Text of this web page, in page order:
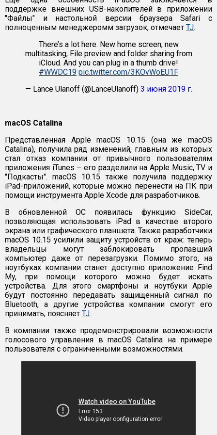
поддержке внешних USB-накопителей в приложении
"Файлы" и настольной версии браузера Safari с
полноценным менеджеромм загрузок, отмечает TJ.
There’s a lot here. New home screen, new
multitasking, File preview and folder sharing from
iCloud. And you can plug in a thumb drive!
#WWDC19 pic.twitter.com/3KOvWoEU1F
— Lance Ulanoff (@LanceUlanoff) 3 июня 2019 г.
macOS Catalina
Представленная Apple macOS 10.15 (она же macOS
Catalina), получила ряд изменений, главным из которых
стал отказ компании от привычного пользователям
приложения iTunes – его разделили на Apple Music, TV и
"Подкасты". macOS 10.15 также получила поддержку
iPad-приложений, которые можно перенести на ПК при
помощи инструмента Apple Xcode для разработчиков.
В обновленной OC появилась функцию SideCar,
позволяющая использовать iPad в качестве второго
экрана или графического планшета. Также разработчики
macOS 10.15 усилили защиту устройств от краж: теперь
владельцы могут заблокировать пропавший
компьютер даже от перезагрузки. Помимо этого, на
ноутбуках компании станет доступно приложение Find
My, при помощи которого можно будет искать
устройства. Для этого смартфоны и ноутбуки Apple
будут постоянно передавать защищенный сигнал по
Bluetooth, а другие устройства компании смогут его
принимать, поясняет TJ.
В компании также продемонстрировали возможности
голосового управления в macOS Catalina на примере
пользователя с ограниченными возможностями.